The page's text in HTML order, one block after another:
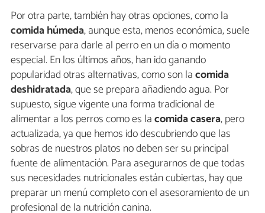
Por otra parte, también hay otras opciones, como la
comida húmeda, aunque esta, menos económica, suele
reservarse para darle al perro en un día o momento
especial. En los últimos años, han ido ganando
popularidad otras alternativas, como son lacomida
deshidratada, que se prepara añadiendo agua. Por
supuesto, sigue vigente una forma tradicional de
alimentar a los perros como es lacomida casera, pero
actualizada, ya que hemos ido descubriendo que las
sobras de nuestros platos no deben ser su principal
fuente de alimentación. Para asegurarnos de que todas
sus necesidades nutricionales están cubiertas, hay que
preparar un menú completo con el asesoramiento de un
profesional de la nutrición canina.